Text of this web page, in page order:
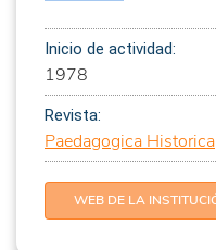
Inicio de actividad:
1978
Revista:
Paedagogica Historica
WEB DE LA